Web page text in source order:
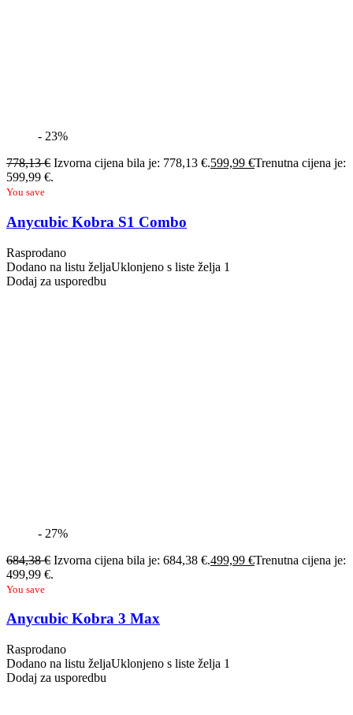
- 23%
778,13€ Izvorna cijena bila je: 778,13 €.599,99 €Trenutna cijena je:
599,99 €.
You save
Anycubic Kobra S1 Combo
Rasprodano
Dodano na listu željaUklonjeno s liste želja 1
Dodaj za usporedbu
- 27%
684,38€ Izvorna cijena bila je: 684,38 €.499,99 €Trenutna cijena je:
499,99 €.
You save
Anycubic Kobra 3 Max
Rasprodano
Dodano na listu željaUklonjeno s liste želja 1
Dodaj za usporedbu